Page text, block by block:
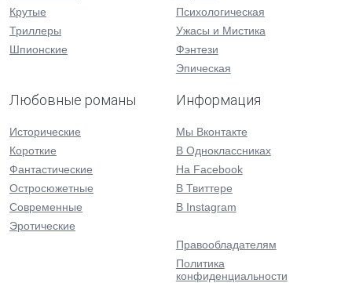
Крутые
Триллеры
Шпионские
Психологическая
Ужасы и Мистика
Фэнтези
Эпическая
Любовные романы
Исторические
Короткие
Фантастические
Остросюжетные
Современные
Эротические
Информация
Мы Вконтакте
В Одноклассниках
На Facebook
В Твиттере
В Instagram
Правообладателям
Политика
конфиденциальности